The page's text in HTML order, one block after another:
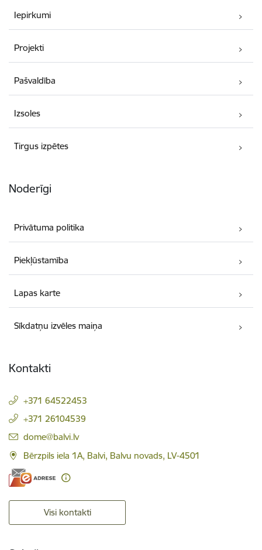
Iepirkumi
Projekti
Pašvaldība
Izsoles
Tirgus izpētes
Noderīgi
Privātuma politika
Piekļūstamība
Lapas karte
Sīkdatņu izvēles maiņa
Kontakti
+371 64522453
+371 26104539
E-pasts:
dome@balvi.lv
Bērzpils iela 1A, Balvi, Balvu novads, LV-4501
Visi kontakti